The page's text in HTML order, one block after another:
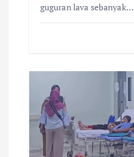
guguran lava sebanyak…